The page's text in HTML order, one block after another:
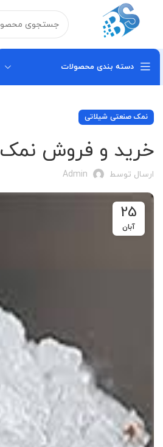
دسته بندی محصولات
نمک صنعتی شیلاتی
خرید و فروش
ارسال توسط Admin
25
آبان